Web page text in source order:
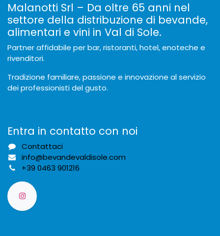
Malanotti Srl – Da oltre 65 anni nel
settore della distribuzione di bevande,
alimentari e vini in Val di Sole.
Partner affidabile per bar, ristoranti, hotel, enoteche e
rivenditori.
Tradizione familiare, passione e innovazione al servizio
dei professionisti del gusto.
Entra in contatto con noi
Contattaci
info@bevandevaldisole.com
+39 0463 901216